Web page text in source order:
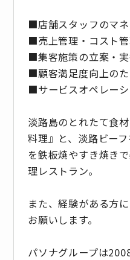
■店舗スタッフのマ
■売上管理・コスト
■集客施策の立案・
■顧客満足度向上の
■サービスオペレー
淡路島のとれたて食
料理』と、淡路ビー
を鉄板焼やすき焼き
理レストラン。
また、経験がある方
お願いします。
パソナグループは